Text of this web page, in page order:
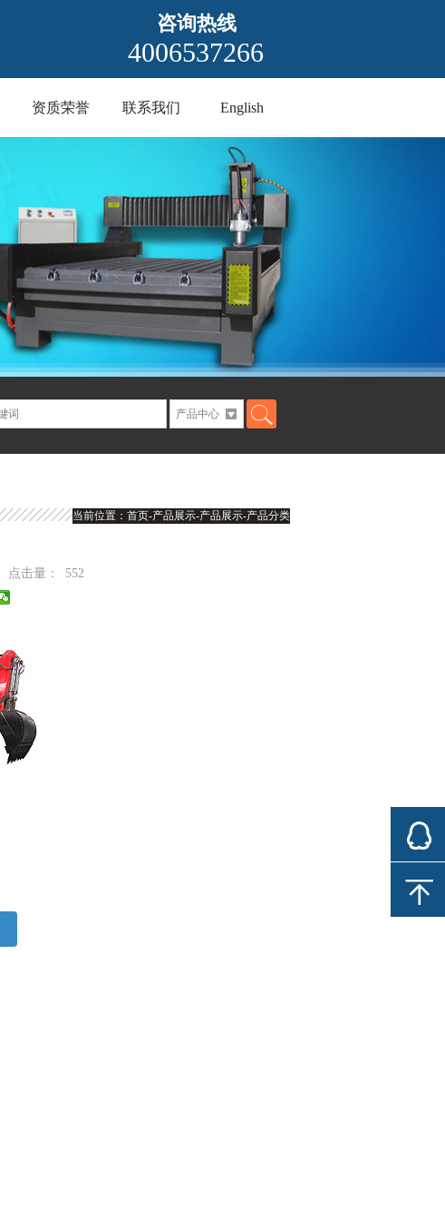
咨询热线
4006537266
资质荣誉 联系我们 English
当前位置： 首页-产品展示-产品展示-产品分类
点击量： 552